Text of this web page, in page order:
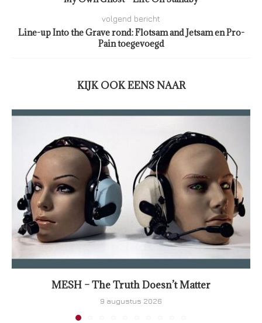
volgend bericht
Line-up Into the Grave rond: Flotsam and Jetsam en Pro-
Pain toegevoegd
KIJK OOK EENS NAAR
MESH – The Truth Doesn’t Matter
9 augustus 2026